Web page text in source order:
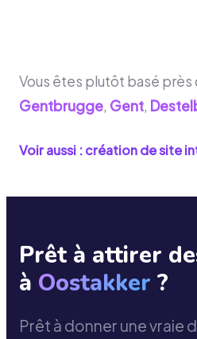
Vous êtes plutôt basé près
Gentbrugge, Gent,
Voir aussi : création de site
Prêt à attirer
à Oostakker ?
Prêt à donner une vraie